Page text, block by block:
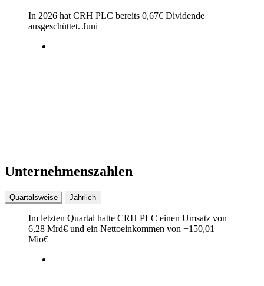
In 2026 hat CRH PLC bereits 0,67€ Dividende
ausgeschüttet. Juni
Unternehmenszahlen
Quartalsweise Jährlich
Im letzten Quartal hatte CRH PLC einen Umsatz von
6,28 Mrd€ und ein Nettoeinkommen von −150,01
Mio€